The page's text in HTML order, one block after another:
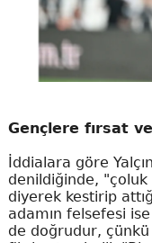
Gençlere fırsat
İddialara göre
denildiğinde, "çoluk
diyerek kestirip
adamın felsefesi
de doğrudur, çünkü